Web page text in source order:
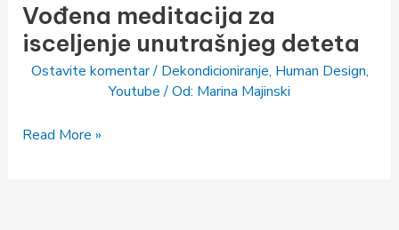
Vođena meditacija za
isceljenje unutrašnjeg deteta
Ostavite komentar/ Dekondicioniranje, Human Design,
Youtube/ Od: Marina Majinski
za
isceljenje
unutrašnjeg
Read More »